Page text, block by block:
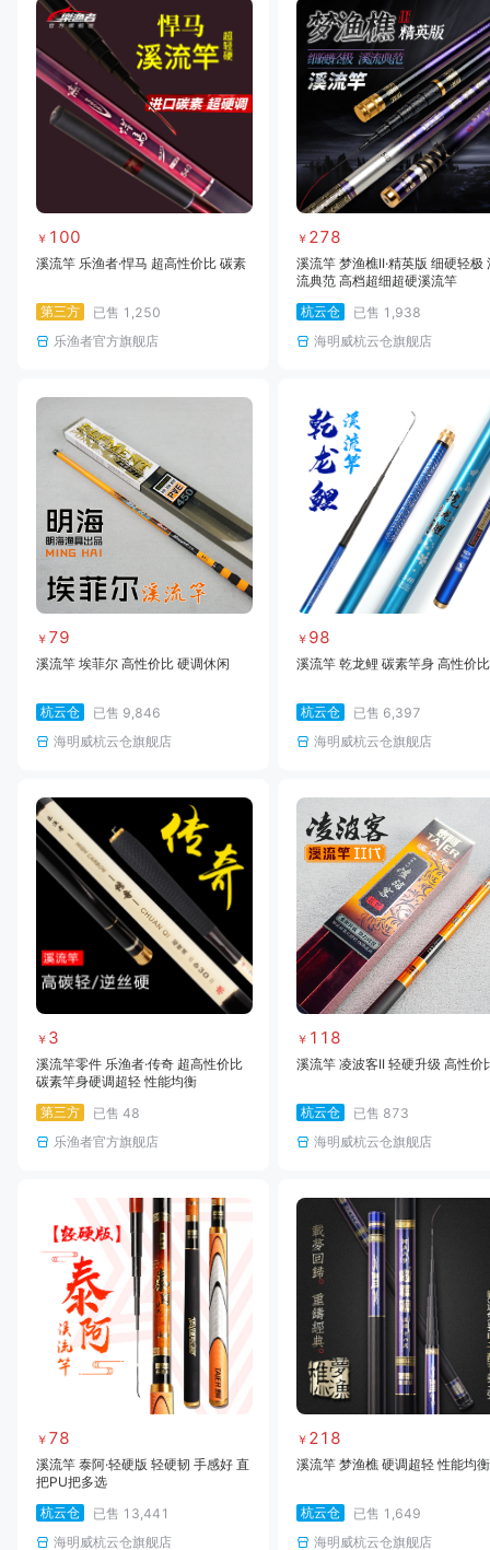
￥ 100
溪流竿 乐渔者·悍马 超高性价比 碳素
第三方 已售 1,250
乐渔者官方旗舰店
￥ 278
溪流竿 梦渔樵II·精英版 细硬轻极
流典范 高档超细超硬溪流竿
杭云仓
已售 1,938
海明威杭云仓旗舰店
￥ 79
溪流竿 埃菲尔 高性价比 硬调休闲
杭云仓 已售 9,846
海明威杭云仓旗舰店
￥ 98
溪流竿 乾龙鲤 碳素竿身 高性价比
杭云仓 已售 6,397
海明威杭云仓旗舰店
￥ 3
溪流竿零件 乐渔者·传奇 超高性价比
碳素竿身硬调超轻 性能均衡
第三方
已售 48
乐渔者官方旗舰店
￥ 118
溪流竿 凌波客II 轻硬升级 高性价
杭云仓 已售 873
海明威杭云仓旗舰店
￥ 78
溪流竿 泰阿·轻硬版 轻硬韧 手感好 直
把PU把多选
杭云仓
已售 13,441
海明威杭云仓旗舰店
￥ 218
溪流竿 梦渔樵 硬调超轻 性能均衡
杭云仓 已售 1,649
海明威杭云仓旗舰店